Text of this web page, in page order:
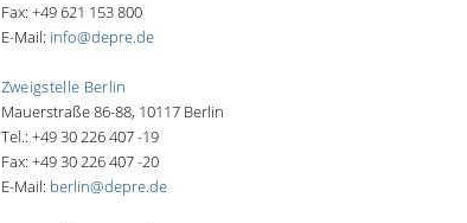
Fax: +49 621 153 800
E-Mail: info@depre.de
Zweigstelle Berlin
Mauerstraße 86-88, 10117 Berlin
Tel.: +49 30 226 407 -19
Fax: +49 30 226 407 -20
E-Mail: berlin@depre.de